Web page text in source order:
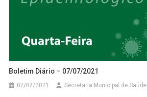
Boletim Diário – 07/07/2021
07/07/2021 Secretaria Municipal de Saúde